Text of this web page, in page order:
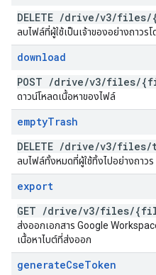
DELETE /drive/v3/files/
ลบไฟล์ที่ผู้ใช้เป็นเจ้าของอย่างถาวร
download
POST /drive/v3/files/
ดาวน์โหลดเนื้อหาของไฟล์
emptyTrash
DELETE /drive/v3/files/
ลบไฟล์ทั้งหมดที่ผู้ใช้ทิ้งไปอย่างถาวร
export
GET /drive/v3/files/
ส่งออกเอกสาร Google
เนื้อหาไบต์ที่ส่งออก
generateCseToken